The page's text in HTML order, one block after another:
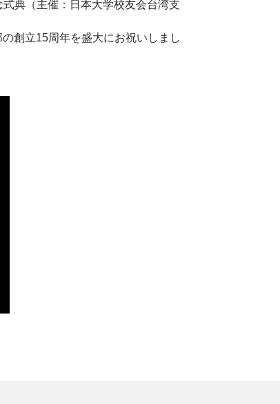
典（主催：日本大学校友会台湾支
創立15周年を盛大にお祝いしまし